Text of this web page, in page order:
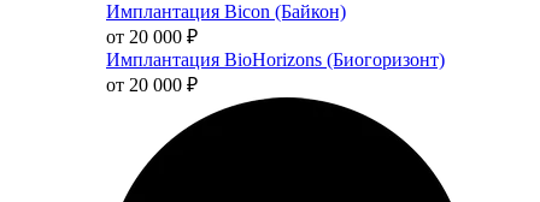
Имплантация Bicon (Байкон)
от 20 000 ₽
Имплантация BioHorizons (Биогоризонт)
от 20 000 ₽